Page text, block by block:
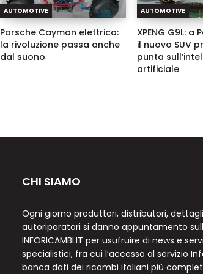
AUTOMOTIVE
Porsche Cayman elettrica:
la rivoluzione passa anche
dal suono
AUTOMOTIVE
XPENG G9L:
il nuovo SUV
punta
artificiale
CHI SIAMO
Ogni giorno produttori, distributori,
autoriparatori si danno appuntamento
INFORICAMBI.IT per usufruire di news e
specialistici, fra cui l’accesso al servizio
banca dati dei ricambi italiani più